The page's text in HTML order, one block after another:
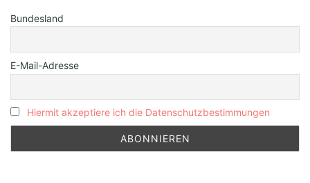
Bundesland
E-Mail-Adresse
Hiermit akzeptiere ich die Datenschutzbestimmungen